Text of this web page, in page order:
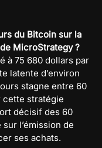
du Bitcoin sur la
MicroStrategy ?
à 75 680 dollars par
latente d’environ
stagne entre 60
cette stratégie
décisif des 60
l’émission de
ses achats.